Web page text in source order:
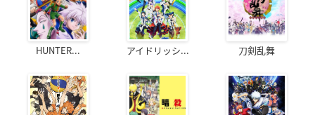
HUNTER... アイドリッシ... 刀剣乱舞